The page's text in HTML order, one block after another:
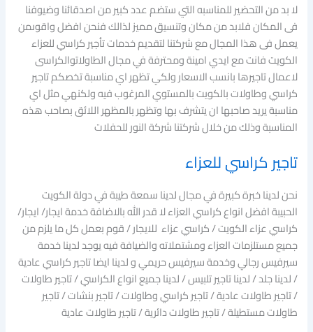
لا بد من التحضير للمناسبه التي ستضم عدد كبير من اصدقائنا وضيوفنا
فى المكان فلابد من مكان وتنسيق مميز لذالك فنحن افضل واقوىمن
يعمل فى هذا المجال مع شركتنا لتقديم خدمات تأجير كراسي للعزاء
الكويت فانت مع ايدي امينة ومحترفة في مجال الطاولاتوالكراسى
لاعمال تاجيرها بانسب الاسعار ولكي تظهر اي مناسبة تخصكم تاجير
كراسي وطاولات بالكويت بالمستوي المرغوب فيه ولكنهي مثل اي
مناسبة يريد صاحبها ان يتشرف بها وتظهر بالمظهر اللائق بصاحب هذه
المناسبة وذلك من خلال شركتنا شركة النور للحفلات
تاجير كراسي للعزاء
نحن لدينا خبرة كبيرة في مجال لدينا سمعة طيبة في دولة الكويت
الحبيبة افضل انواع كراسي العزاء لا قدر الله بالاضافة خدمة ايجار/ ايجار/
كراسي عزاء الكويت / كراسي عزاء للايجار / قوم بعمل كل ما يلزم من
جميع مستلزمات العزاء ومشتملاته والضيافة فيه يوجد لدينا خدمة
سيرفيس رجالي وخدمة سيرفيس حريمي و لدينا ايضا تاجير كراسي عادية
/ لدينا جلد / لدينا تاجير تلبيس / لدينا جميع انواع الكراسي / تاجير طاولات
/ تاجير طاولات عادية / تاجير كراسي وطاولات / تاجير بنشات / تاجير
طاولات مستطيلة / تاجير طاولات دائرية / تاجير طاولات عادية